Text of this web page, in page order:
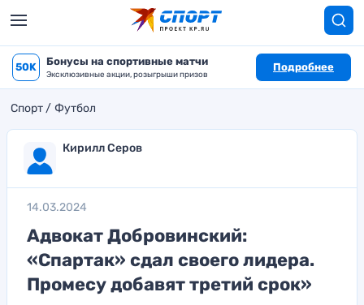
50K Бонусы на спортивные матчи
Эксклюзивные акции, розыгрыши призов
Подробнее
Спорт Футбол
Кирилл Серов
14.03.2024
Адвокат Добровинский:
«Спартак» сдал своего лидера.
Промесу добавят третий срок»